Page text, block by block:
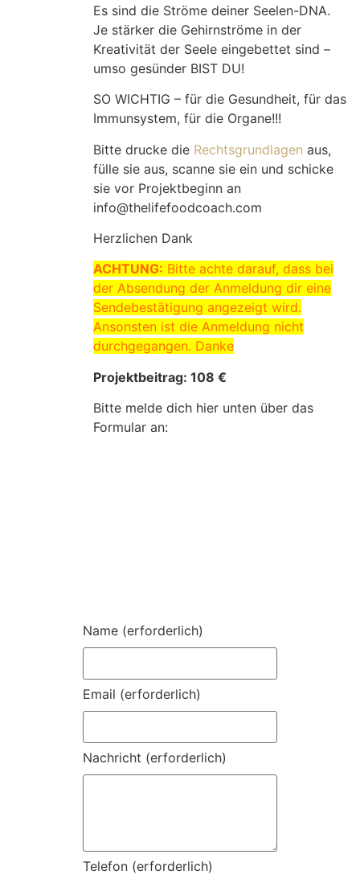
Es sind die Ströme deiner Seelen-DNA.
Je stärker die Gehirnströme in der
Kreativität der Seele eingebettet sind –
umso gesünder BIST DU!
SO WICHTIG – für die Gesundheit, für das
Immunsystem, für die Organe!!!
Bitte drucke die Rechtsgrundlagen aus,
fülle sie aus, scanne sie ein und schicke
sie vor Projektbeginn an
info@thelifefoodcoach.com
Herzlichen Dank
ACHTUNG: Bitte achte darauf, dass bei
der Absendung der Anmeldung dir eine
Sendebestätigung angezeigt wird.
Ansonsten ist die Anmeldung nicht
durchgegangen. Danke
Projektbeitrag: 108 €
Bitte melde dich hier unten über das
Formular an:
Name (erforderlich)
Email (erforderlich)
Nachricht (erforderlich)
Telefon (erforderlich)